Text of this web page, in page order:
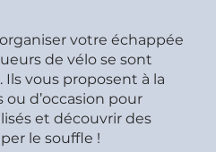
votre échappée
de vélo se sont
Ils vous proposent à la
d’occasion pour
et découvrir des
le souffle !